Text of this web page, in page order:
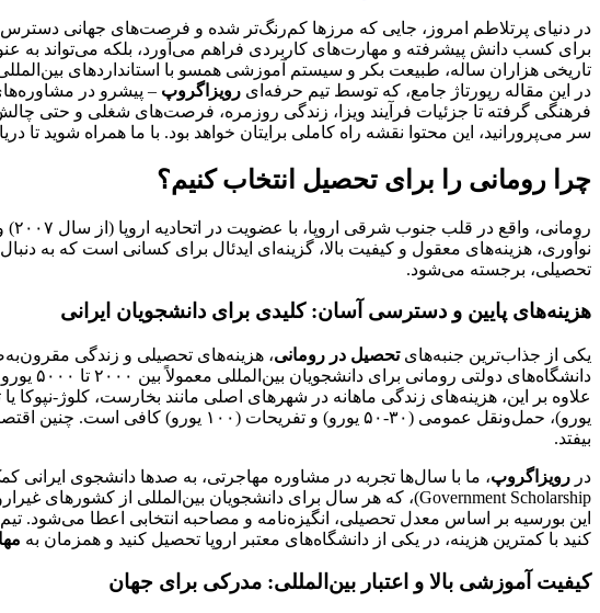
در دنیای پرتلاطم امروز، جایی که مرزها کم‌رنگ‌تر شده و فرصت‌های جهانی
برای کسب دانش پیشرفته و مهارت‌های کاربردی فراهم می‌آورد، بلکه می‌تواند به
تاریخی هزاران ساله، طبیعت بکر و سیستم آموزشی همسو با استانداردهای
در این مقاله رپورتاژ جامع، که توسط تیم حرفه‌ای رویزاگروپ – پیشرو در
فرهنگی گرفته تا جزئیات فرآیند ویزا، زندگی روزمره، فرصت‌های شغلی و حتی
سر می‌پرورانید، این محتوا نقشه راه کاملی برایتان خواهد بود. با ما همراه شوید تا
چرا رومانی را برای تحصیل انتخاب کنیم؟
رومانی، واقع در قلب جنوب شرقی اروپا، با عضویت در اتحادیه اروپا (از سال ۲۰۰۷) و ناتو، بستری امن، پایدار و مدرن برای دانشجویان بین‌المللی ایجاد کرده است.
نوآوری، هزینه‌های معقول و کیفیت بالا، گزینه‌ای ایدئال برای کسانی است که به
تحصیلی، برجسته می‌شود.
هزینه‌های پایین و دسترسی آسان: کلیدی برای دانشجویان ایرانی
یکی از جذاب‌ترین جنبه‌هایتحصیل در رومانی، هزینه‌های تحصیلی و زندگی
یورو)، حمل‌ونقل عمومی (۳۰-۵۰ یورو) و تفریحات (۱۰۰ یورو) کافی است. چنین اقتصادی،
بیفتد.
در رویزاگروپ
این بورسیه بر اساس معدل تحصیلی، انگیزه‌نامه و مصاحبه انتخابی اعطا می‌شود. تیم
کنید با کمترین هزینه، در یکی از دانشگاه‌های معتبر اروپا تحصیل کنید و همزمان به
کیفیت آموزشی بالا و اعتبار بین‌المللی: مدرکی برای جهان